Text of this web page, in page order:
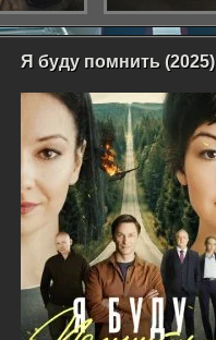
Я буду помнить (2025)